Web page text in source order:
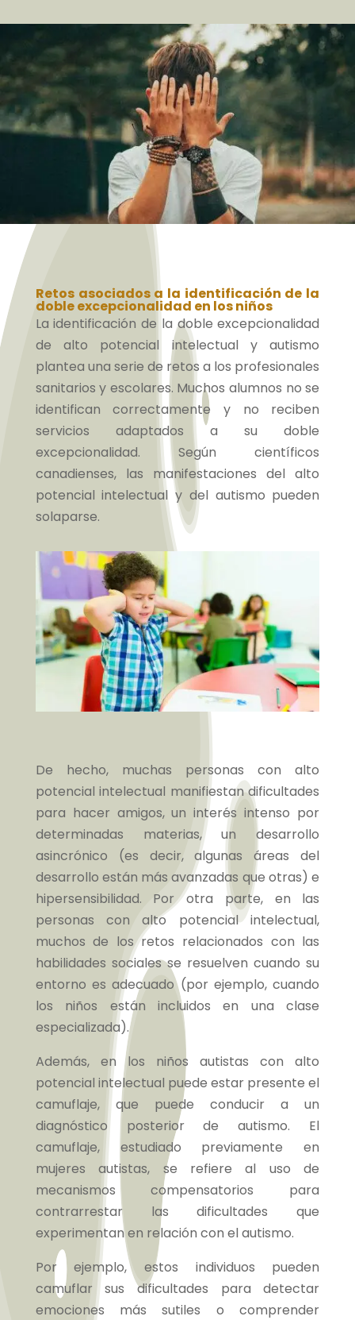
Retos asociados a la identificación de la
doble excepcionalidad en los niños
La identificación de la doble excepcionalidad
de alto potencial intelectual y autismo
plantea una serie de retos a los profesionales
sanitarios y escolares. Muchos alumnos no se
identifican correctamente y no reciben
servicios adaptados a su doble
excepcionalidad. Según científicos
canadienses, las manifestaciones del alto
potencial intelectual y del autismo pueden
solaparse.
De hecho, muchas personas con alto
potencial intelectual manifiestan dificultades
para hacer amigos, un interés intenso por
determinadas materias, un desarrollo
asincrónico (es decir, algunas áreas del
desarrollo están más avanzadas que otras) e
hipersensibilidad. Por otra parte, en las
personas con alto potencial intelectual,
muchos de los retos relacionados con las
habilidades sociales se resuelven cuando su
entorno es adecuado (por ejemplo, cuando
los niños están incluidos en una clase
especializada).
Además, en los niños autistas con alto
potencial intelectual puede estar presente el
camuflaje, que puede conducir a un
diagnóstico posterior de autismo. El
camuflaje, estudiado previamente en
mujeres autistas, se refiere al uso de
mecanismos compensatorios para
contrarrestar las dificultades que
experimentan en relación con el autismo.
Por ejemplo, estos individuos pueden
camuflar sus dificultades para detectar
emociones más sutiles o comprender